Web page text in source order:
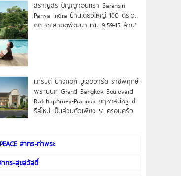
สราญสิริ ปัญญาอินทรา Saransiri
Panya Indra บ้านเดี่ยวใหญ่ 100 ตร.ว.
ดิด รร.สาธิตพัฒนา เริ่ม 9.59-15 ล้าน*
แกรนด์ บางกอก บูเลอวาร์ด ราชพฤกษ์-
พรานนก Grand Bangkok Boulevard
Ratchaphruek-Prannok คฤหาสน์หรู ซี
รีส์ใหม่ เป็นส่วนตัวเพียง 51 ครอบครัว
สาทร-ท่าพระ
าทร-สุขสวัสดิ์